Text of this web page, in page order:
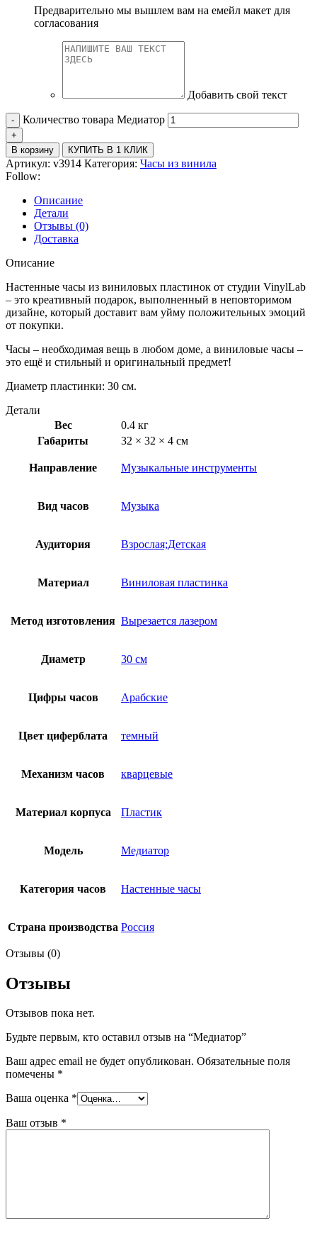
Предварительно мы вышлем вам на емейл макет для
согласования
Добавить свой текст
Количество товара Медиатор
В корзину КУПИТЬ В 1 КЛИК
Артикул: v3914 Категория: Часы из винила
Follow:
Описание
Детали
Отзывы (0)
Доставка
Описание
Настенные часы из виниловых пластинок от студии VinylLab
– это креативный подарок, выполненный в неповторимом
дизайне, который доставит вам уйму положительных эмоций
от покупки.
Часы – необходимая вещь в любом доме, а виниловые часы –
это ещё и стильный и оригинальный предмет!
Диаметр пластинки: 30 см.
Детали
Вес
0.4 кг
Габариты
32 × 32 × 4 см
Направление Музыкальные инструменты
Вид часов Музыка
Аудитория Взрослая;Детская
Материал Виниловая пластинка
Метод изготовления Вырезается лазером
Диаметр 30 см
Цифры часов Арабские
Цвет циферблата темный
Механизм часов кварцевые
Материал корпуса Пластик
Модель Медиатор
Категория часов Настенные часы
Страна производства Россия
Отзывы (0)
Отзывы
Отзывов пока нет.
Будьте первым, кто оставил отзыв на “Медиатор”
Ваш адрес email не будет опубликован. Обязательные поля
помечены *
Ваша оценка *
Ваш отзыв *